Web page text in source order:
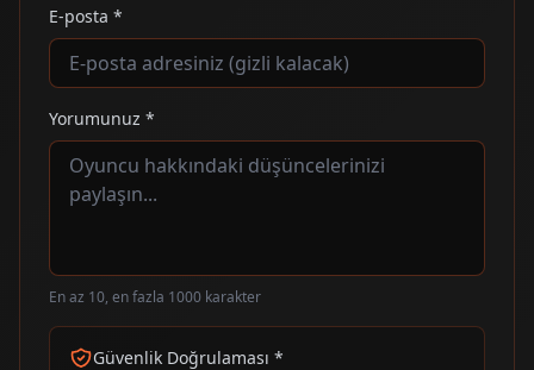
E-posta *
Yorumunuz *
En az 10, en fazla 1000 karakter
Güvenlik Doğrulaması *